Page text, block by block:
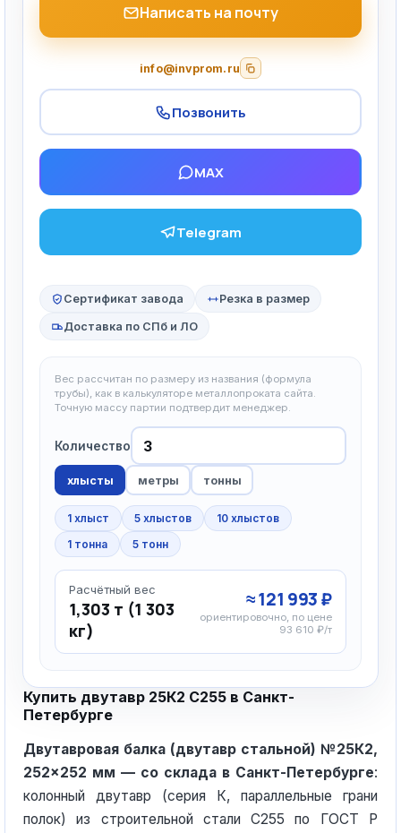
Написать на почту
info@invprom.ru
Позвонить
MAX
Telegram
Сертификат завода Резка в размер
Доставка по СПб и ЛО
Вес рассчитан по размеру из названия (формула
трубы), как в калькуляторе металлопроката сайта.
Точную массу партии подтвердит менеджер.
Количество
хлысты метры тонны
1 хлыст 5 хлыстов
10 хлыстов
1 тонна
5 тонн
Расчётный вес
1,303 т (1 303
кг)
≈ 121 993 ₽
ориентировочно, по цене
93 610 ₽/т
Купить двутавр 25К2 С255 в Санкт-
Петербурге
Двутавровая балка (двутавр стальной) №25К2,
252×252 мм — со склада в Санкт-Петербурге:
колонный двутавр (серия К, параллельные грани
полок) из строительной стали С255 по ГОСТ Р